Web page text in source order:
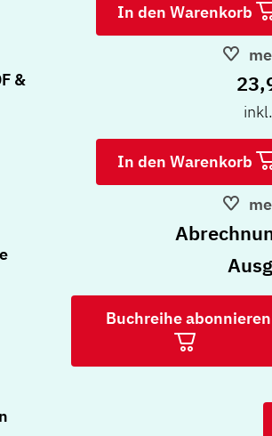
In den Warenkorb
&
In den Warenkorb
Buchreihe abonnieren